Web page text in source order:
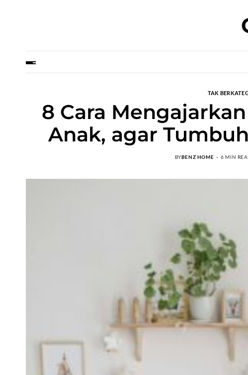
TAK
8 Cara
Anak, agar
BYBENZ HOME 6 MIN